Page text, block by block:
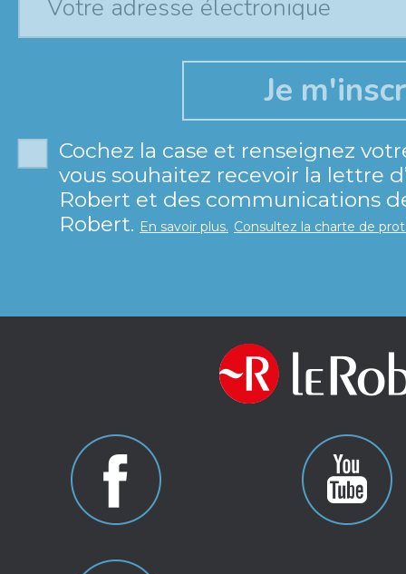
Cochez la case et renseignez
vous souhaitez recevoir la lettre
Robert et des communications
Robert. En savoir plus. Consultez la charte de